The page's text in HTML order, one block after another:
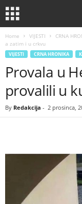
Home VIJESTI CRNA
a zatim i u crkvu
VIJESTI CRNA HRONIKA
Provala u
provalili u
By Redakcija - 2 prosinca,